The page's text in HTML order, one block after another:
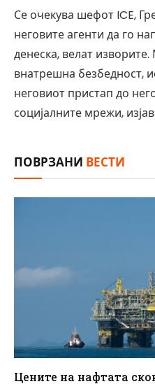
Се очекува шефот ICE,
неговите агенти да го
денеска, велат
внатрешна безбедност,
неговиот пристап до
социјалните мрежи,
ПОВРЗАНИ ВЕСТИ
Цените на нафтата